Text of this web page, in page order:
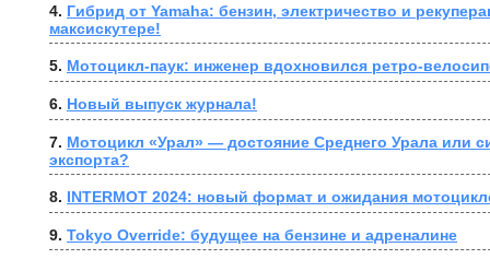
4. Гибрид от Yamaha: бензин, электричество и
максискутере!
5. Мотоцикл-паук: инженер вдохновился ретро-
6. Новый выпуск журнала!
7. Мотоцикл «Урал» — достояние Среднего Урала или
экспорта?
8. INTERMOT 2024: новый формат и ожидания
9. Tokyo Override: будущее на бензине и адреналине